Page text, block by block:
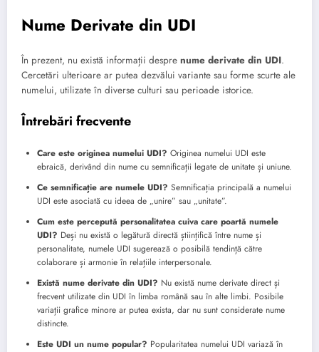
Nume Derivate din UDI
În prezent, nu există informații despre nume derivate din UDI.
Cercetări ulterioare ar putea dezvălui variante sau forme scurte ale
numelui, utilizate în diverse culturi sau perioade istorice.
Întrebări frecvente
Care este originea numelui UDI? Originea numelui UDI este
ebraică, derivând din nume cu semnificații legate de unitate și uniune.
Ce semnificație are numele UDI? Semnificația principală a numelui
UDI este asociată cu ideea de „unire” sau „unitate”.
Cum este percepută personalitatea cuiva care poartă numele
UDI? Deși nu există o legătură directă științifică între nume și
personalitate, numele UDI sugerează o posibilă tendință către
colaborare și armonie în relațiile interpersonale.
Există nume derivate din UDI? Nu există nume derivate direct și
frecvent utilizate din UDI în limba română sau în alte limbi. Posibile
variații grafice minore ar putea exista, dar nu sunt considerate nume
distincte.
Este UDI un nume popular? Popularitatea numelui UDI variază în